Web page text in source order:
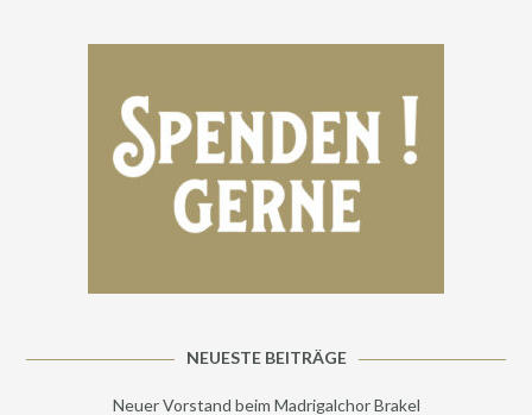
NEUESTE BEITRÄGE
Neuer Vorstand beim Madrigalchor Brakel